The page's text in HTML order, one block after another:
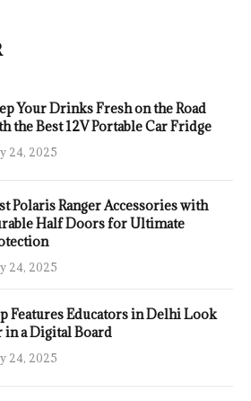
Your Drinks Fresh on the Road
the Best 12V Portable Car Fridge
24, 2025
Polaris Ranger Accessories with
Half Doors for Ultimate
24, 2025
Features Educators in Delhi Look
in a Digital Board
24, 2025